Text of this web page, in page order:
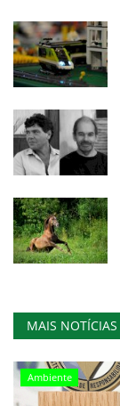
MAIS NOTÍCIAS
Ambiente